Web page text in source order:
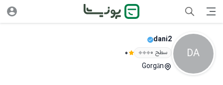
DA
dani2
سطح ۰ 0
Gorgān